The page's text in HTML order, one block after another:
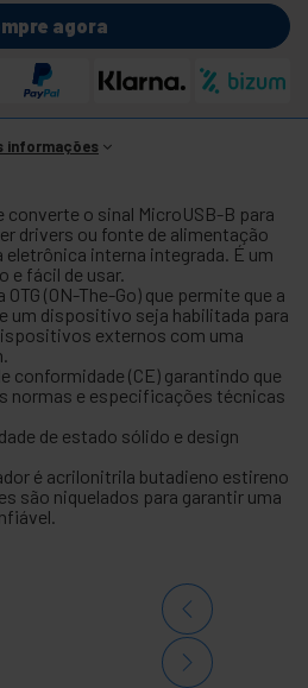
agora
informações
converte o sinal MicroUSB-B para
drivers ou fonte de alimentação
eletrônica interna integrada. É um
e fácil de usar.
(ON-The-Go) que permite que a
um dispositivo seja habilitada para
externos com uma
conformidade (CE) garantindo que
normas e especificações técnicas
de estado sólido e design
é acrilonitrila butadieno estireno
são niquelados para garantir uma